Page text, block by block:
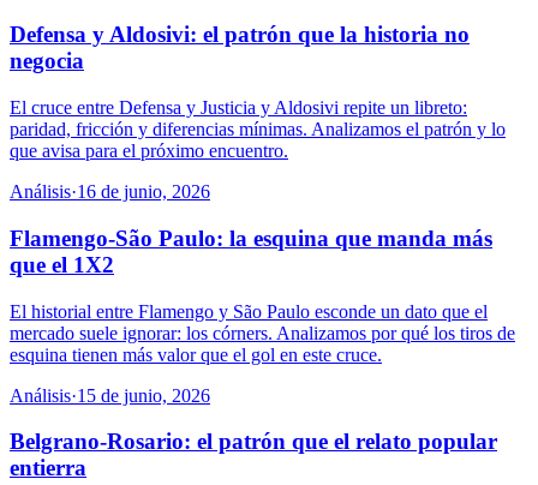
Defensa y Aldosivi: el patrón que la historia no
negocia
El cruce entre Defensa y Justicia y Aldosivi repite un libreto:
paridad, fricción y diferencias mínimas. Analizamos el patrón y lo
que avisa para el próximo encuentro.
Análisis·16 de junio, 2026
Flamengo-São Paulo: la esquina que manda más
que el 1X2
El historial entre Flamengo y São Paulo esconde un dato que el
mercado suele ignorar: los córners. Analizamos por qué los tiros de
esquina tienen más valor que el gol en este cruce.
Análisis·15 de junio, 2026
Belgrano-Rosario: el patrón que el relato popular
entierra